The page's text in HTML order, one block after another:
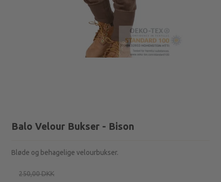
Balo Velour Bukser - Bison
Bløde og behagelige velourbukser.
250,00 DKK